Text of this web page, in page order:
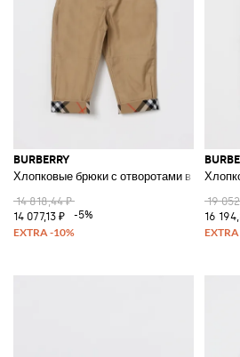
BURBERRY
Хлопковые брюки с отворотами в клетку
14 818,44 ₽
14 077,13 ₽
-5%
19
16